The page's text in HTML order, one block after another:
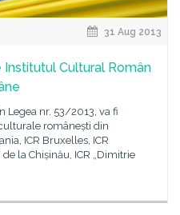
31 Aug 2013
Cultural Român
Legea nr. 53/2013, va fi
românești din
ICR Bruxelles, ICR
la Chișinău, ICR „Dimitrie